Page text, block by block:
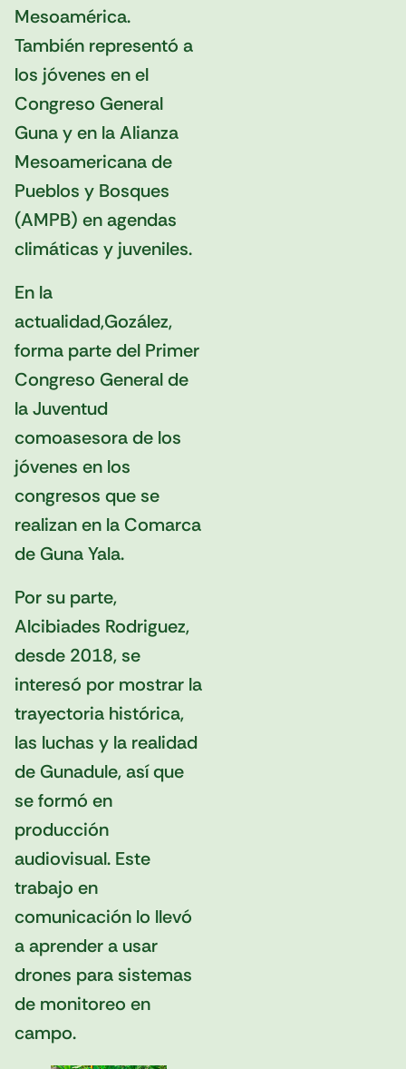
Mesoamérica.
También representó a
los jóvenes en el
Congreso General
Guna y en la Alianza
Mesoamericana de
Pueblos y Bosques
(AMPB) en agendas
climáticas y juveniles.
En la
actualidad,Gozález,
forma parte del Primer
Congreso General de
la Juventud
comoasesora de los
jóvenes en los
congresos que se
realizan en la Comarca
de Guna Yala.
Por su parte,
Alcibiades Rodriguez,
desde 2018, se
interesó por mostrar la
trayectoria histórica,
las luchas y la realidad
de Gunadule, así que
se formó en
producción
audiovisual. Este
trabajo en
comunicación lo llevó
a aprender a usar
drones para sistemas
de monitoreo en
campo.